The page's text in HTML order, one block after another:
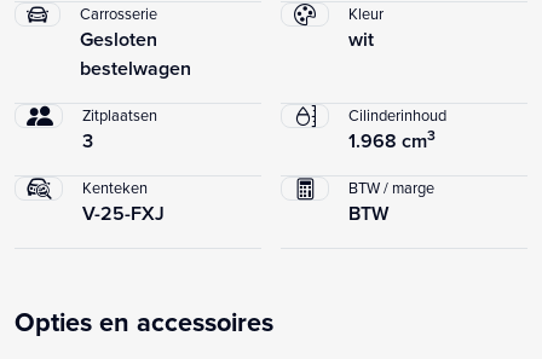
Carrosserie
Gesloten
bestelwagen
Kleur
wit
Zitplaatsen
3
Cilinderinhoud
1.968 cm3
Kenteken
V-25-FXJ
BTW / marge
BTW
Opties en accessoires